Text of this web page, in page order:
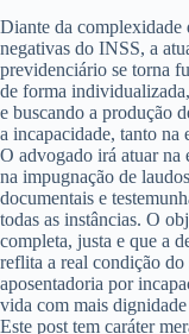
Diante da complexidade
negativas do INSS, a
previdenciário se torna
de forma
e buscando a produção
a incapacidade, tanto
O advogado irá atuar na
na impugnação de
documentais e
todas as instâncias. O
completa, justa e que a
reflita a real condição do
aposentadoria por
vida com mais dignidade
Este post tem caráter